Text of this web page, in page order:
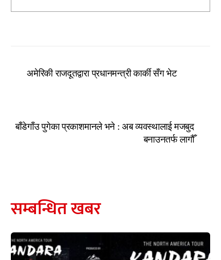
अमेरिकी राजदूतद्वारा प्रधानमन्त्री कार्की सँग भेट
बाँडेगाँउ पुगेका प्रकाशमानले भने : अब व्यवस्थालाई मजबुद
बनाउनतर्फ लागौँ
सम्बन्धित खबर